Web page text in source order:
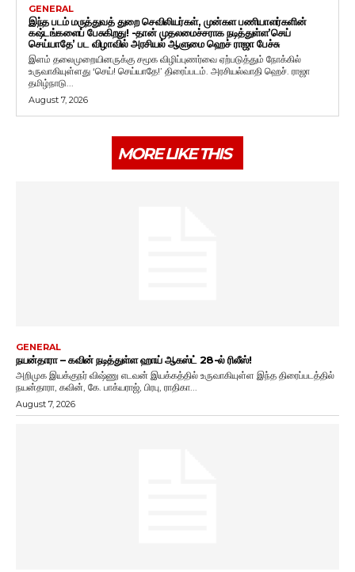
GENERAL
இந்த படம் மருத்துவத் துறை செவிலியர்கள், முன்கள பணியாளர்களின்
கஷ்டங்களைப் பேசுகிறது! -தான் முதலமைச்சராக நடித்துள்ள’செய்
செய்யாதே’ பட விழாவில் அரசியல் ஆளுமை ஹெச் ராஜா பேச்சு
இளம் தலைமுறையினருக்கு சமூக விழிப்புணர்வை ஏற்படுத்தும் நோக்கில்
உருவாகியுள்ளது ‘செய்! செய்யாதே!’ திரைப்படம். அரசியல்வாதி ஹெச். ராஜா
தமிழ்நாடு...
August 7, 2026
MORE LIKE THIS
GENERAL
நயன்தாரா – கவின் நடித்துள்ள ஹாய் ஆகஸ்ட் 28-ல் ரிலீஸ்!
அறிமுக இயக்குநர் விஷ்ணு எடவன் இயக்கத்தில் உருவாகியுள்ள இந்த திரைப்படத்தில்
நயன்தாரா, கவின், கே. பாக்யராஜ், பிரபு, ராதிகா...
August 7, 2026